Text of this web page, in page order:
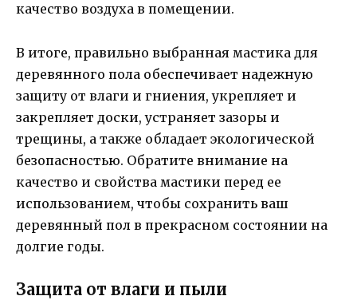
качество воздуха в помещении.
В итоге, правильно выбранная мастика для
деревянного пола обеспечивает надежную
защиту от влаги и гниения, укрепляет и
закрепляет доски, устраняет зазоры и
трещины, а также обладает экологической
безопасностью. Обратите внимание на
качество и свойства мастики перед ее
использованием, чтобы сохранить ваш
деревянный пол в прекрасном состоянии на
долгие годы.
Защита от влаги и пыли